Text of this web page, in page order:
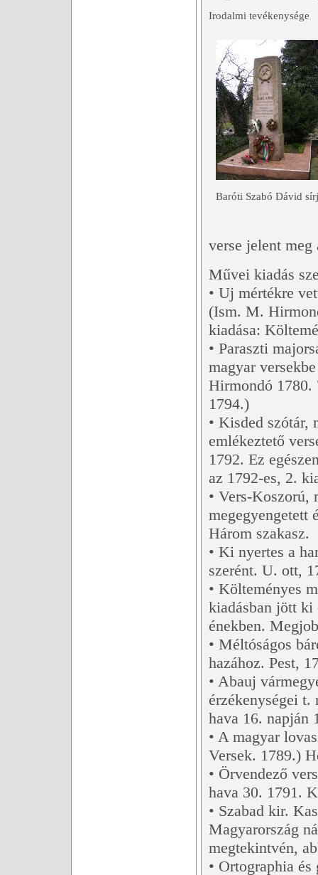
Irodalmi tevékenysége
Baróti Szabó Dávid
verse jelent
Művei kiadás
• Uj mértékre
(Ism. M.
kiadása:
• Paraszti
magyar
Hirmondó 1780.
1794.)
• Kisded szótár,
emlékeztető
1792. Ez
az 1792-es, 2.
• Vers-Koszorú,
megegyengetett
Három szakasz.
• Ki nyertes a
szerént. U. ott,
• Költeményes
kiadásban jött ki
énekben.
• Méltóságos
hazához. Pest,
• Abauj
érzékenységei
hava 16. napján
• A magyar
Versek. 1789.)
• Örvendező
hava 30. 1791.
• Szabad kir.
Magyarország
megtekintvén,
• Ortographia